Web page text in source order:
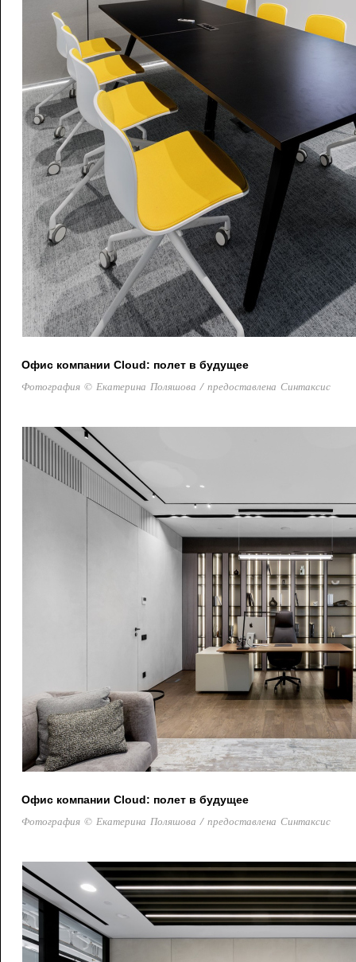
Офис компании Cloud: полет в будущее
Фотография © Екатерина Поляшова / предоставлена Синтаксис
Офис компании Cloud: полет в будущее
Фотография © Екатерина Поляшова / предоставлена Синтаксис